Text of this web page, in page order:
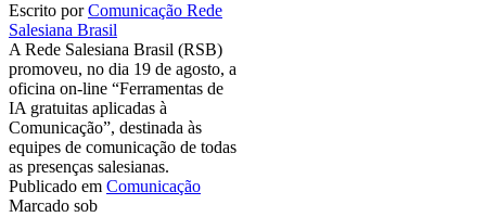
Escrito porComunicação Rede
Salesiana Brasil
A Rede Salesiana Brasil (RSB)
promoveu, no dia 19 de agosto, a
oficina on-line “Ferramentas de
IA gratuitas aplicadas à
Comunicação”, destinada às
equipes de comunicação de todas
as presenças salesianas.
Publicado em Comunicação
Marcado sob